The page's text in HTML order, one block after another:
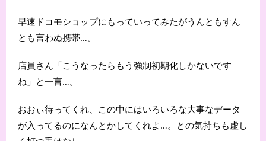
早速ドコモショップにもっていってみたがうんともすん
とも言わぬ携帯…。
店員さん「こうなったらもう強制初期化しかないです
ね」と一言…。
おおぃ待ってくれ、この中にはいろいろな大事なデータ
が入ってるのになんとかしてくれよ…。との気持ちも虚し